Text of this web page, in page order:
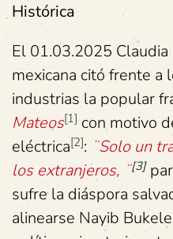
Histórica
El 01.03.2025
mexicana citó frente a
industrias la popular
Mateos[1] con motivo
eléctrica[2]: ¨Solo un
los extranjeros, ¨[3]
sufre la diáspora
alinearse Nayib